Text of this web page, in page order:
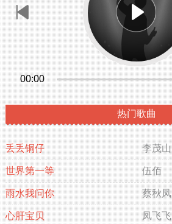
00:00
热门歌曲
丢丢铜仔 李茂山
世界第一等 伍佰
雨水我问你 蔡秋凤
心肝宝贝 凤飞飞